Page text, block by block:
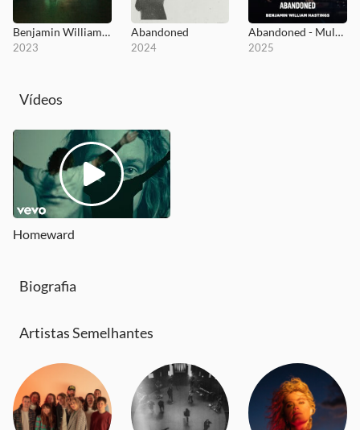
Benjamin William Hastings (And Then Some)
2023
Abandoned
2024
Abandoned - MultiTracks.com Session
2025
Entregado (Abandoned)[with Kim Richards]
2024
Happy To Be Here
2026
Vídeos
Homeward
Biografia
Artistas Semelhantes